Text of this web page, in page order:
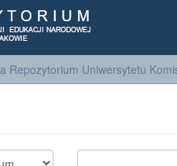
Repozytorium Uniwersytetu